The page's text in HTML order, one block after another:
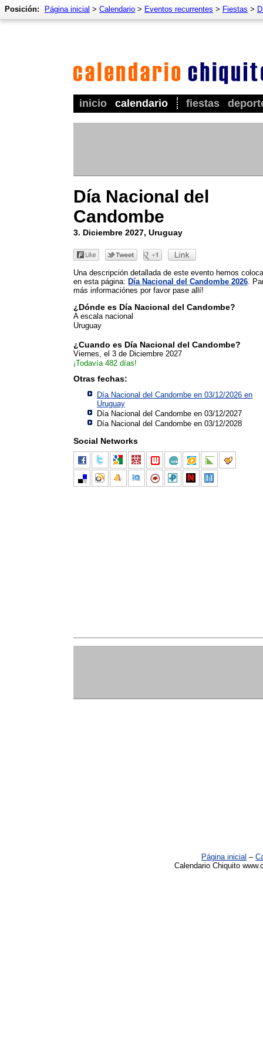
inicio calendario fiestas
Posición: Página inicial > Calendario > Eventos recurrentes > Fiestas >
Día Nacional del
Candombe
3. Diciembre 2027, Uruguay
Una descripción detallada de este evento hemos
en esta página: Día Nacional del Candombe 2026 .
más informaciónes por favor pase allí!
¿Dónde es Día Nacional del Candombe?
A escala nacional
Uruguay
¿Cuando es Día Nacional del Candombe?
Viernes, el 3 de Diciembre 2027
¡Todavía 482 días!
Otras fechas:
Día Nacional del Candombe en 03/12/2026 en
Uruguay
Día Nacional del Candombe en 03/12/2027
Día Nacional del Candombe en 03/12/2028
Social Networks
Página inicial –
Calendario Chiquito